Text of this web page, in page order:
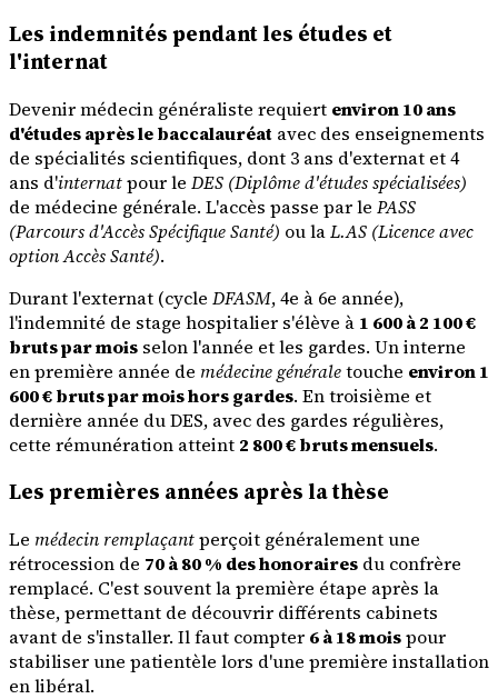
Les indemnités pendant les études et
l'internat
Devenir médecin généraliste requiert environ 10 ans
d'études après le baccalauréat avec des enseignements
de spécialités scientifiques, dont 3 ans d'externat et 4
ans d'internatpour le DES (Diplôme d'études spécialisées)
de médecine générale. L'accès passe par le PASS
(Parcours d'Accès Spécifique Santé) ou laL.AS (Licence avec
option Accès Santé).
Durant l'externat (cycle DFASM, 4e à 6e année),
l'indemnité de stage hospitalier s'élève à 1 600 à 2 100 €
bruts par mois selon l'année et les gardes. Un interne
en première année de médecine généraletouche environ 1
600 € bruts par mois hors gardes. En troisième et
dernière année du DES, avec des gardes régulières,
cette rémunération atteint 2 800 € bruts mensuels.
Les premières années après la thèse
Le médecin remplaçantperçoit généralement une
rétrocession de 70 à 80 % des honoraires du confrère
remplacé. C'est souvent la première étape après la
thèse, permettant de découvrir différents cabinets
avant de s'installer. Il faut compter 6 à 18 moispour
stabiliser une patientèle lors d'une première installation
en libéral.